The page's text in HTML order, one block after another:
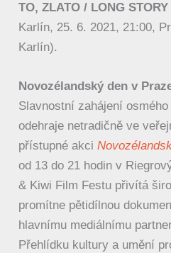
TO, ZLATO / LONG
Karlín, 25. 6. 2021, 21:00,
Karlín).
Novozélandský den v
Slavnostní zahájení
odehraje netradičně ve
přístupné akci
od 13 do 21 hodin v
& Kiwi Film Festu přivítá
promítne pětidílnou
hlavnímu mediálnímu
Přehlídku kultury a umění